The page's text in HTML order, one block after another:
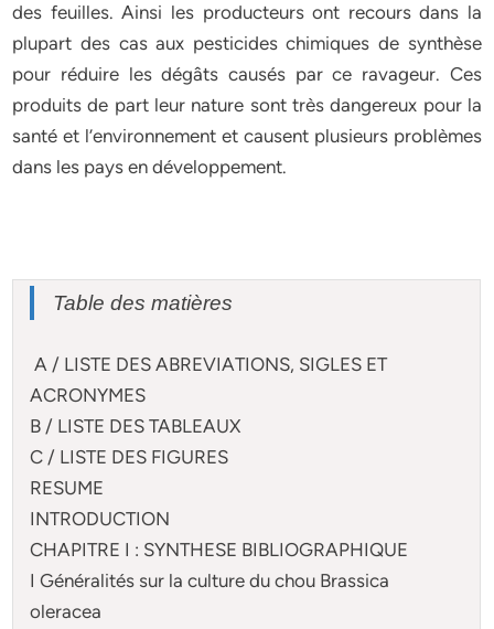
des feuilles. Ainsi les producteurs ont recours dans la
plupart des cas aux pesticides chimiques de synthèse
pour réduire les dégâts causés par ce ravageur. Ces
produits de part leur nature sont très dangereux pour la
santé et l’environnement et causent plusieurs problèmes
dans les pays en développement.
Table des matières
A / LISTE DES ABREVIATIONS, SIGLES ET
ACRONYMES
B / LISTE DES TABLEAUX
C / LISTE DES FIGURES
RESUME
INTRODUCTION
CHAPITRE I : SYNTHESE BIBLIOGRAPHIQUE
I Généralités sur la culture du chou Brassica
oleracea